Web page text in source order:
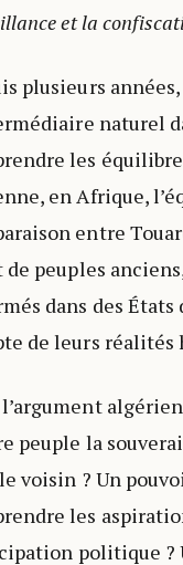
et la
plusieurs
naturel
les
en Afrique,
entre
de peuples
dans des
de leurs
peuple la
voisin ? Un
les
politique ?